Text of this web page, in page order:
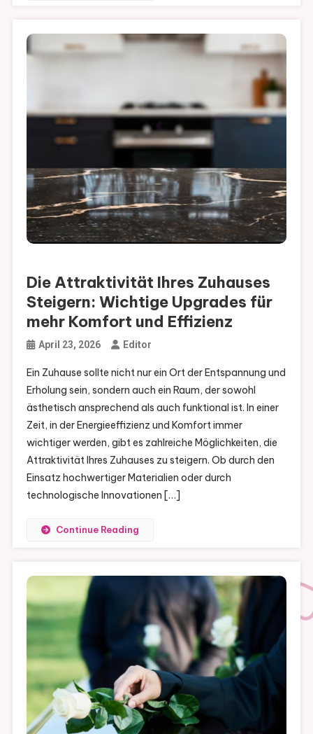
Die Attraktivität Ihres Zuhauses
Steigern: Wichtige Upgrades für
mehr Komfort und Effizienz
April 23, 2026 Editor
Ein Zuhause sollte nicht nur ein Ort der Entspannung und
Erholung sein, sondern auch ein Raum, der sowohl
ästhetisch ansprechend als auch funktional ist. In einer
Zeit, in der Energieeffizienz und Komfort immer
wichtiger werden, gibt es zahlreiche Möglichkeiten, die
Attraktivität Ihres Zuhauses zu steigern. Ob durch den
Einsatz hochwertiger Materialien oder durch
technologische Innovationen […]
Continue Reading